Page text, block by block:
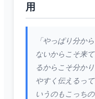
用
「やっぱり分から
ないからこそ来て
るからこそ分かり
やすく伝えるって
いうのもこっちの